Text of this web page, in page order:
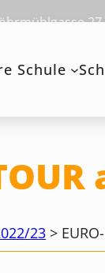
Schule
23 >